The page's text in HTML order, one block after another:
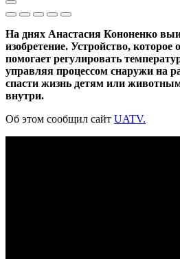
На днях Анастасия Кононенко
изобретение. Устройство, которое
помогает регулировать
управляя процессом снаружи на
спасти жизнь детям или
внутри.
Об этом сообщил сайт UATV.